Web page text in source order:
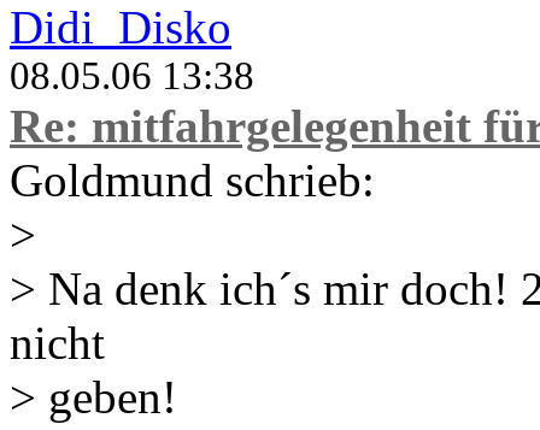
Didi_Disko
08.05.06 13:38
Re: mitfahrgelegenheit
Goldmund schrieb:
>
> Na denk ich´s mir doch!
nicht
> geben!